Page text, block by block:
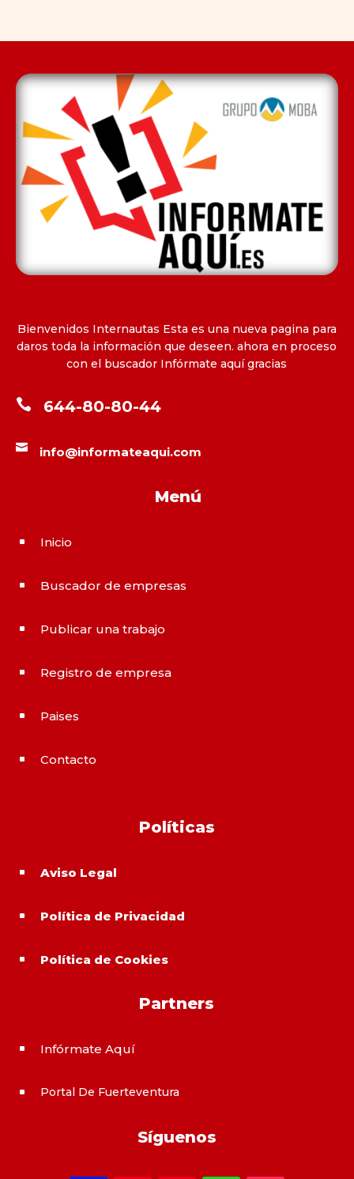
Bienvenidos Internautas Esta es una nueva pagina para
daros toda la información que deseen. ahora en proceso
con el buscador Infórmate aquí gracias
 644-80-80-44
 info@informateaqui.com
Menú
^ Inicio
^ Buscador de empresas
^ Publicar una trabajo
^ Registro de empresa
^ Paises
^ Contacto
Políticas
^ Aviso Legal
^ Política de Privacidad
^ Política de Cookies
Partners
^ Infórmate Aquí
^ Portal De Fuerteventura
Síguenos